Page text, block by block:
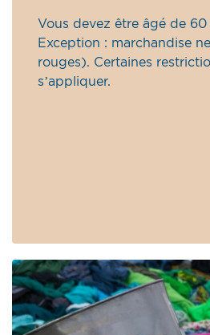
Vous devez être âgé de 60
Exception : marchandise
rouges). Certaines
s’appliquer.